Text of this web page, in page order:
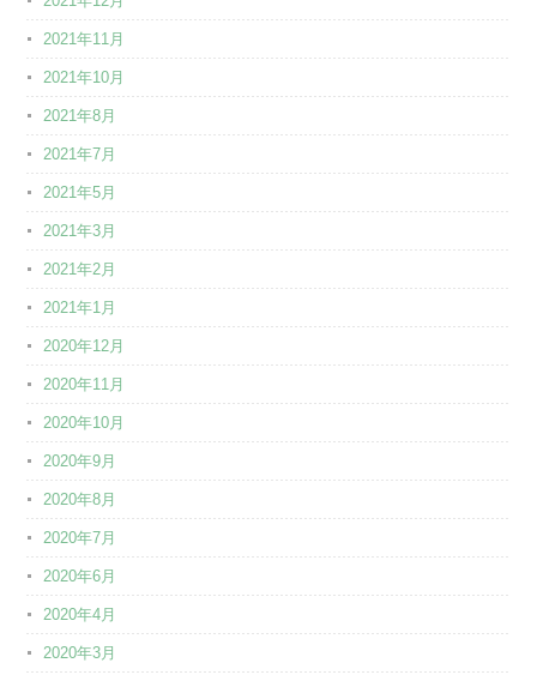
2021年11月
2021年10月
2021年8月
2021年7月
2021年5月
2021年3月
2021年2月
2021年1月
2020年12月
2020年11月
2020年10月
2020年9月
2020年8月
2020年7月
2020年6月
2020年4月
2020年3月